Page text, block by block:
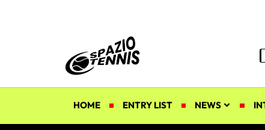
HOME ENTRY LIST NEWS